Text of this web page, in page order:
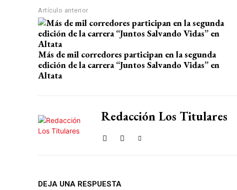
p
p
o
k
Artículo anterior
Más de mil corredores participan en la segunda
edición de la carrera “Juntos Salvando Vidas” en
Altata
Redacción Los Titulares
DEJA UNA RESPUESTA